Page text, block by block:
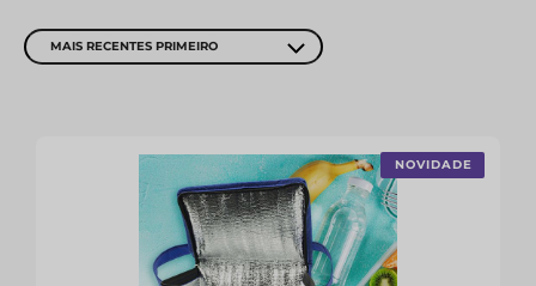
MAIS RECENTES PRIMEIRO
NOVIDADE